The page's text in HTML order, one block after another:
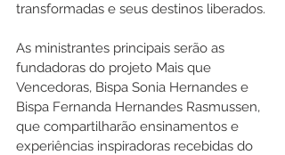
transformadas e seus destinos liberados.
As ministrantes principais serão as
fundadoras do projeto Mais que
Vencedoras, Bispa Sonia Hernandes e
Bispa Fernanda Hernandes Rasmussen,
que compartilharão ensinamentos e
experiências inspiradoras recebidas do